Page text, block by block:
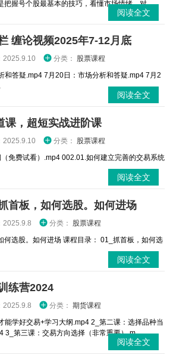
把握号个股最基本的技巧，看懂市场情绪，对...
阅读全文
缠论视频2025年7-12月底
2025.9.10 分类： 股票课程
和答疑.mp4 7月20日：市场分析和答疑.mp4 7月2
阅读全文
课，超短实战进阶课
2025.9.10 分类： 股票课程
免费试看）.mp4 002.01.如何建立完善的交易系统
阅读全文
首板，如何选股。如何进场
2025.9.8 分类： 股票课程
何选股。如何进场 课程目录： 01_抓首板，如何选
阅读全文
练营2024
2025.9.8 分类： 期货课程
能学好交易+学习大纲.mp4 2_第二课：选择品种当
3_第三课：交易方向选择（非常重要）.m...
阅读全文